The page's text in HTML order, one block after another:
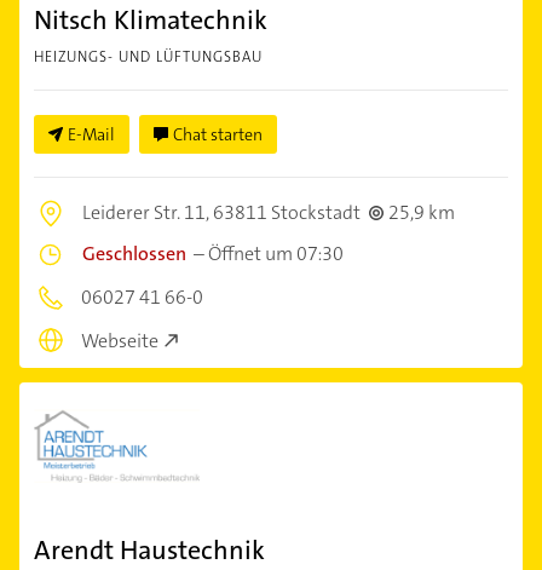
Nitsch Klimatechnik
HEIZUNGS- UND LÜFTUNGSBAU
E-Mail Chat starten
Leiderer Str. 11,63811 Stockstadt
25,9 km
Geschlossen –Öffnet um 07:30
06027 41 66-0
Webseite
Arendt Haustechnik